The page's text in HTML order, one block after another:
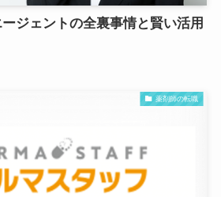
ジェントの全裏事情と賢い活用
薬剤師の転職